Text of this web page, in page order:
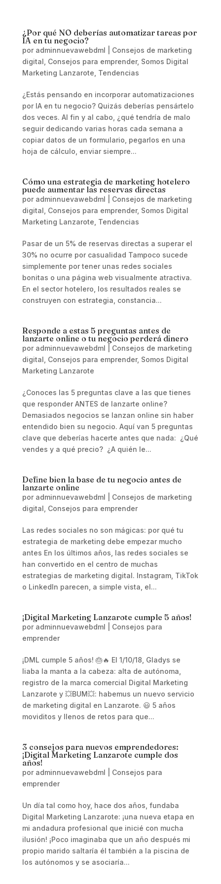
¿Por qué NO deberías automatizar tareas por
IA en tu negocio?
por adminnuevawebdml
Consejos de marketing
digital Consejos para emprender, Somos Digital
Marketing Lanzarote Tendencias
¿Estás pensando en incorporar automatizaciones
por IA en tu negocio? Quizás deberías pensártelo
dos veces. Al fin y al cabo, ¿qué tendría de malo
seguir dedicando varias horas cada semana a
copiar datos de un formulario, pegarlos en una
hoja de cálculo, enviar siempre...
Cómo una estrategia de marketing hotelero
puede aumentar las reservas directas
por adminnuevawebdml
Consejos de marketing
digital Consejos para emprender, Somos Digital
Marketing Lanzarote Tendencias
Pasar de un 5% de reservas directas a superar el
30% no ocurre por casualidad Tampoco sucede
simplemente por tener unas redes sociales
bonitas o una página web visualmente atractiva.
En el sector hotelero, los resultados reales se
construyen con estrategia, constancia...
Responde a estas 5 preguntas antes de
lanzarte online o tu negocio perderá dinero
por adminnuevawebdml
Consejos de marketing
digital Consejos para emprender, Somos Digital
Marketing Lanzarote
¿Conoces las 5 preguntas clave a las que tienes
que responder ANTES de lanzarte online?
Demasiados negocios se lanzan online sin haber
entendido bien su negocio. Aquí van 5 preguntas
clave que deberías hacerte antes que nada: ¿Qué
vendes y a qué precio? ¿A quién le...
Define bien la base de tu negocio antes de
lanzarte online
por adminnuevawebdml
Consejos de marketing
digital Consejos para emprender
Las redes sociales no son mágicas: por qué tu
estrategia de marketing debe empezar mucho
antes En los últimos años, las redes sociales se
han convertido en el centro de muchas
estrategias de marketing digital. Instagram, TikTok
o LinkedIn parecen, a simple vista, el...
¡Digital Marketing Lanzarote cumple 5 años!
por adminnuevawebdml
Consejos para
emprender
¡DML cumple 5 años! 🎂🔥 El 1/10/18, Gladys se
liaba la manta a la cabeza: alta de autónoma,
registro de la marca comercial Digital Marketing
Lanzarote y 💥BUM💥: habemus un nuevo servicio
de marketing digital en Lanzarote. 😃 5 años
moviditos y llenos de retos para que...
3 consejos para nuevos emprendedores:
¡Digital Marketing Lanzarote cumple dos
años!
por adminnuevawebdml
Consejos para
emprender
Un día tal como hoy, hace dos años, fundaba
Digital Marketing Lanzarote: ¡una nueva etapa en
mi andadura profesional que inicié con mucha
ilusión! ¡Poco imaginaba que un año después mi
propio marido saltaría él también a la piscina de
los autónomos y se asociaría...